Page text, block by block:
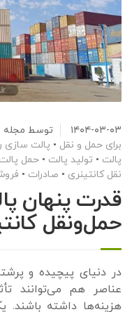
۱۴۰۴-۰۳-۰۳ توسط مجله
برای حمل و نقل • پالت
پالت • تولید پالت • حمل پالت
نقل کانتینری • صادرات •
قدرت پنهان
حمل‌ونقل
در دنیای پیچیده و
عناصر هم می‌توانند
هزینه‌ها داشته باشند.